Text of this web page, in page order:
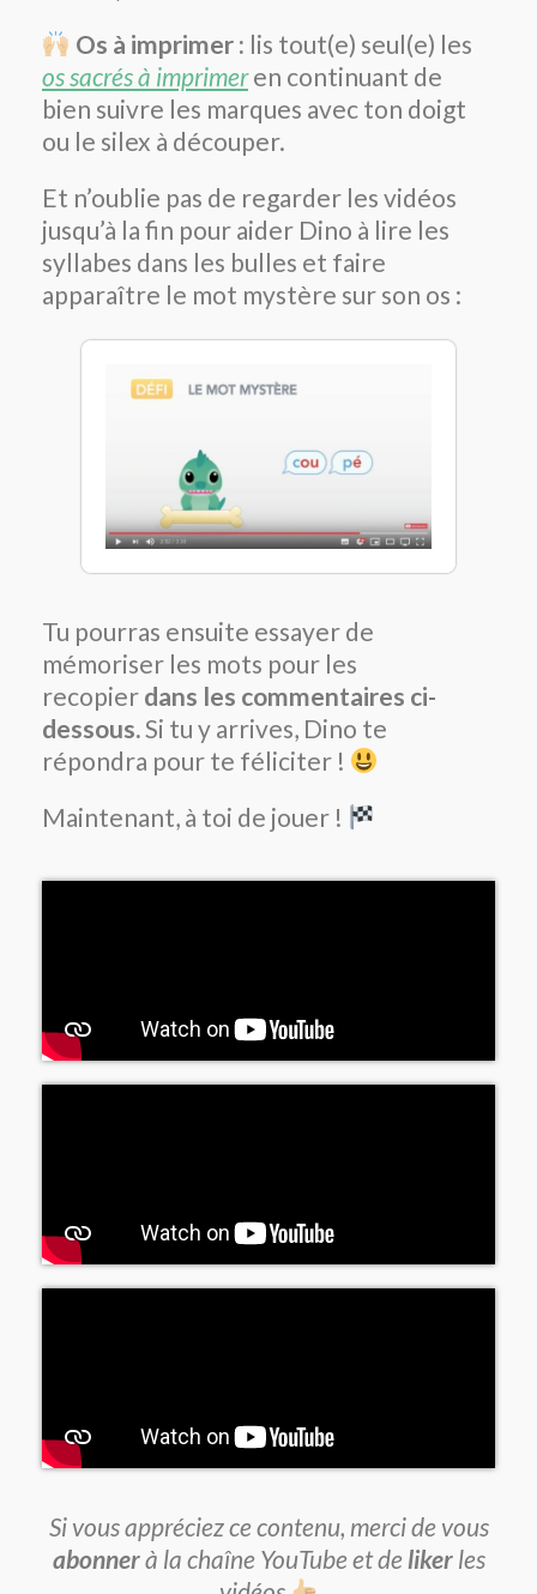
Os à imprimer : lis tout(e) seul(e) les
os sacrés à imprimer en continuant de
bien suivre les marques avec ton doigt
ou le silex à découper.
Et n’oublie pas de regarder les vidéos
jusqu’à la fin pour aider Dino à lire les
syllabes dans les bulles et faire
apparaître le mot mystère sur son os :
Tu pourras ensuite essayer de
mémoriser les mots pour les
recopier dans les commentaires ci-
dessous.Si tu y arrives, Dino te
répondra pour te féliciter !
Maintenant, à toi de jouer !
Si vous appréciez ce contenu, merci de vous
abonnerà la chaîne YouTube et de likerles